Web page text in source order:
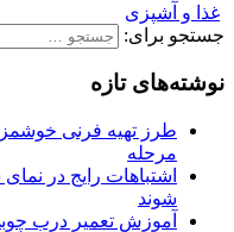
غذا و آشپزی
جستجو برای:
نوشته‌های تازه
طرز تهیه فرنی
مرحله
اشتباهات رایج در
شوند
آموزش تعمیر درب